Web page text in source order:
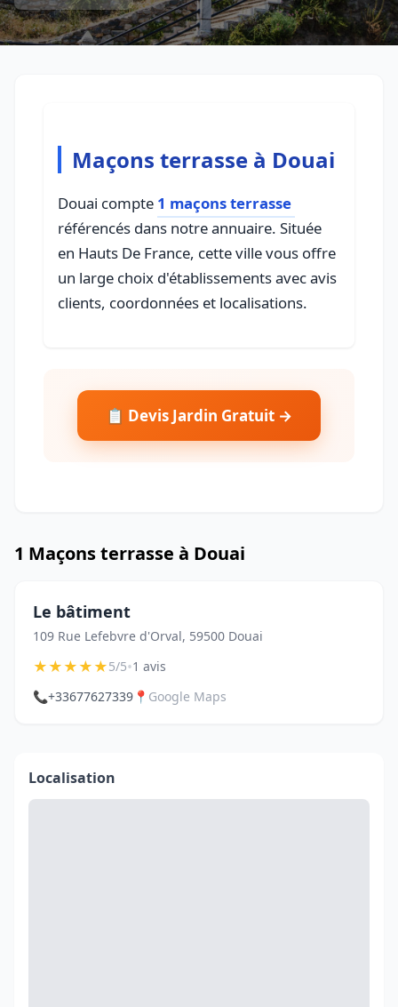
Maçons terrasse à Douai
Douai compte 1 maçons terrasse
référencés dans notre annuaire. Située
en Hauts De France, cette ville vous offre
un large choix d'établissements avec avis
clients, coordonnées et localisations.
📋 Devis Jardin Gratuit →
1 Maçons terrasse à Douai
Le bâtiment
109 Rue Lefebvre d'Orval, 59500 Douai
★★★★★5/5•1 avis
📞+33677627339 📍 Google Maps
Localisation